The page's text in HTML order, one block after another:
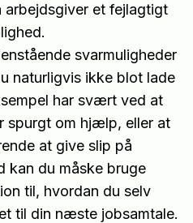
arbejdsgiver et fejlagtigt
svarmuligheder
naturligvis ikke blot lade
har svært ved at
spurgt om hjælp, eller at
at give slip på
kan du måske bruge
til, hvordan du selv
til din næste jobsamtale.